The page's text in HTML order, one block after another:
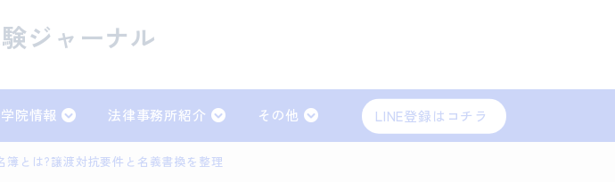
ジャーナル
院情報 法律事務所紹介 その他 LINE登録はコチラ
簿とは?譲渡対抗要件と名義書換を整理